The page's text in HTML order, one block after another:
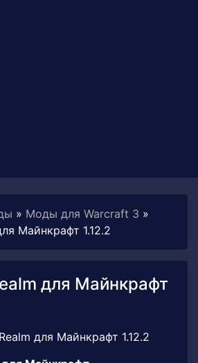
» Моды для Warcraft 3 »
Майнкрафт 1.12.2
для Майнкрафт